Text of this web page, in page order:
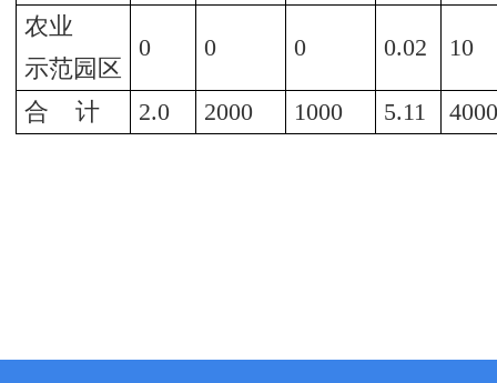
农业
示范园区
0 0 0 0.02 10
合 计 2.0 2000 1000 5.11